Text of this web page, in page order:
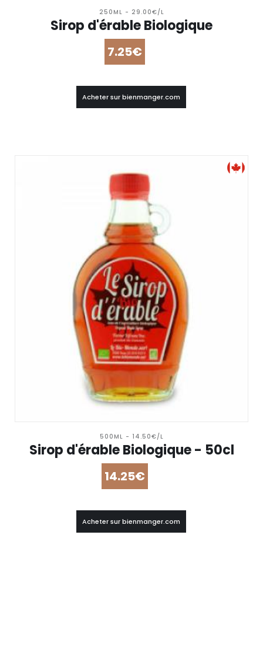
250ML - 29.00€/L
Sirop d'érable Biologique
7.25€
Acheter sur bienmanger.com
500ML - 14.50€/L
Sirop d'érable Biologique - 50cl
14.25€
Acheter sur bienmanger.com